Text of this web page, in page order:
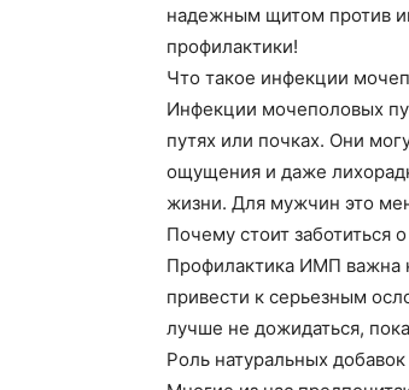
надежным щитом против
профилактики!
Что такое инфекции
Инфекции мочеполовых
путях или почках. Они
ощущения и даже
жизни. Для мужчин это
Почему стоит заботиться
Профилактика ИМП важна
привести к серьезным
лучше не дожидаться,
Роль натуральных